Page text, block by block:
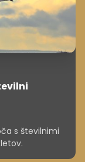
s številnimi